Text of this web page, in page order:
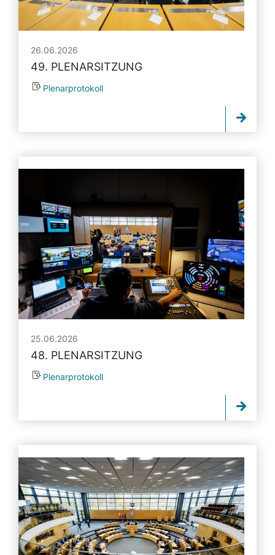
26.06.2026
49. PLENARSITZUNG
Plenarprotokoll
25.06.2026
48. PLENARSITZUNG
Plenarprotokoll